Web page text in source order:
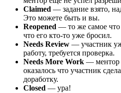
Claimed — задание взято,
Это можете быть и вы.
Reopened — то же самое что
что его кто-то уже бросил.
Needs Review — участник
работу, требуется проверка.
Needs More Work — ментор
оказалось что участник
доработку.
Closed — ура!